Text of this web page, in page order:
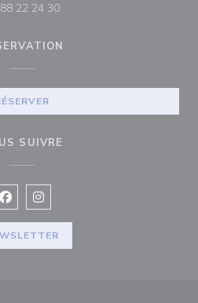
22 24 30
SUIVRE
Facebook ((ouvre une nouvelle
Instagram ((ouvre une